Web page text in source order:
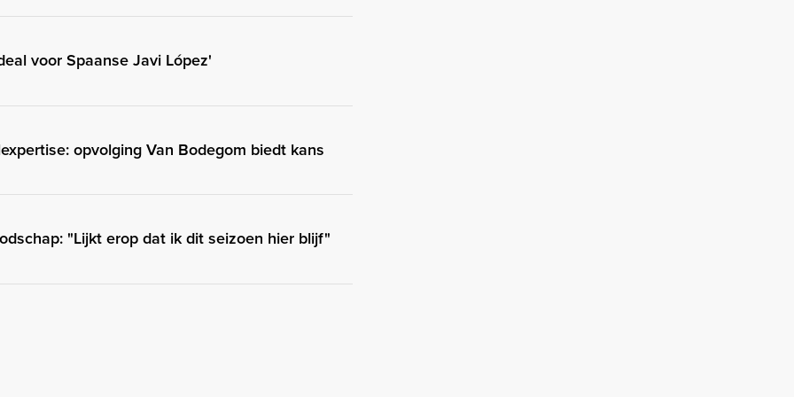
voor Spaanse Javi López'
opvolging Van Bodegom biedt kans
"Lijkt erop dat ik dit seizoen hier blijf"